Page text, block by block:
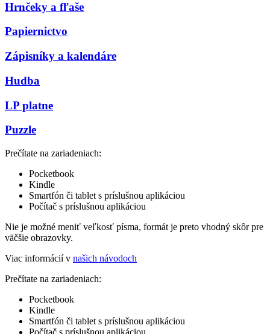
Hrnčeky a fľaše
Papiernictvo
Zápisníky a kalendáre
Hudba
LP platne
Puzzle
Prečítate na zariadeniach:
Pocketbook
Kindle
Smartfón či tablet s príslušnou aplikáciou
Počítač s príslušnou aplikáciou
Nie je možné meniť veľkosť písma, formát je preto vhodný skôr pre
väčšie obrazovky.
Viac informácií v našich návodoch
Prečítate na zariadeniach:
Pocketbook
Kindle
Smartfón či tablet s príslušnou aplikáciou
Počítač s príslušnou aplikáciou